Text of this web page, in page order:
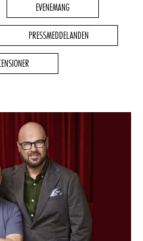
EVENEMANG
PRESSMEDDELANDEN